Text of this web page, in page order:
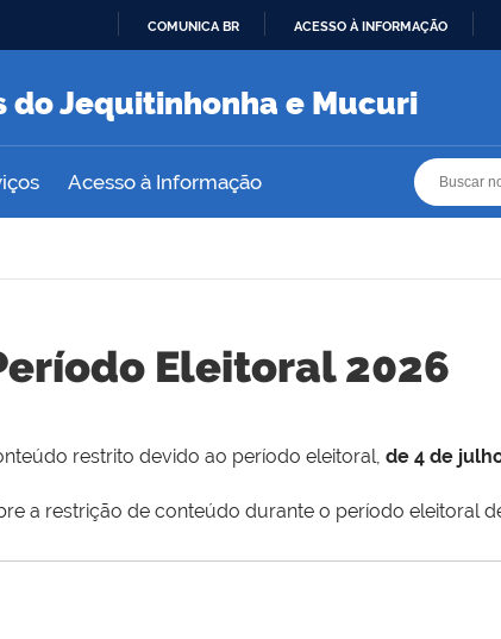
O
COMUNICA BR ACESSO À INFORMAÇÃO
do Jequitinhonha e Mucuri
Acesso à Informação
Eleitoral 2026
restrito devido ao período eleitoral, de 4 de
a restrição de conteúdo durante o período eleitoral